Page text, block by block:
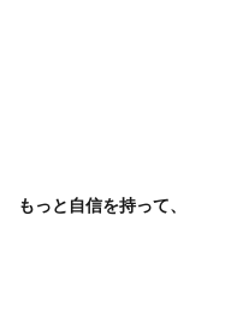
もっと自信を持って、